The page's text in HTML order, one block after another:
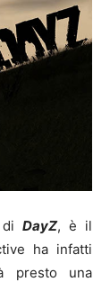
DayZ, è il
ha infatti
presto una